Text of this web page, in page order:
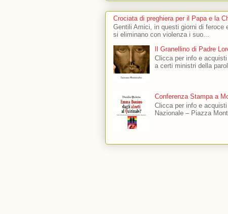
Crociata di preghiera per il Papa e la
Gentili Amici, in questi giorni di feroce
si eliminano con violenza i suo...
Il Granellino di Padre
Clicca per info e
a certi ministri della
Conferenza Stampa a
Clicca per info e
Nazionale – Piazza